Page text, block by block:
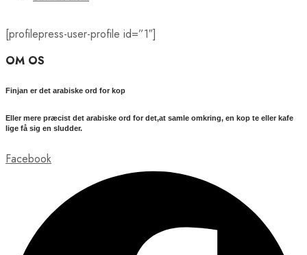
[profilepress-user-profile id=”1″]
OM OS
Finjan er det arabiske ord for kop
Eller mere præcist det arabiske ord for det,at samle omkring, en kop te eller kafe
lige få sig en sludder.
Facebook